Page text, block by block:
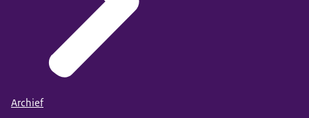
Archief